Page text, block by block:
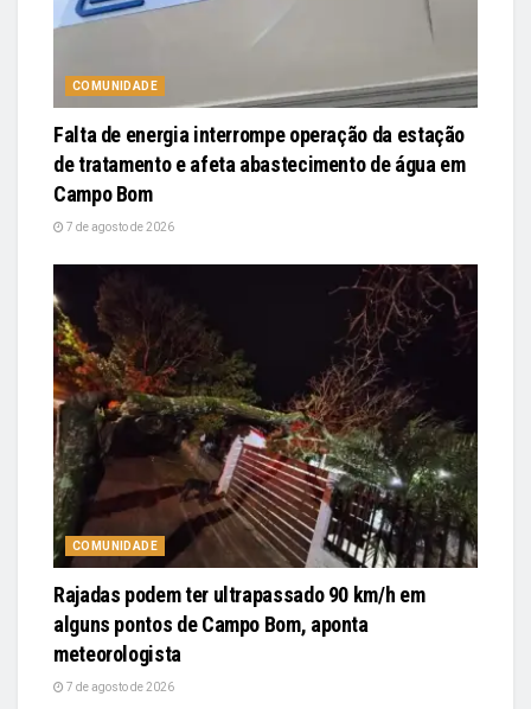
COMUNIDADE
Falta de energia interrompe operação da estação
de tratamento e afeta abastecimento de água em
Campo Bom
7 de agosto de 2026
COMUNIDADE
Rajadas podem ter ultrapassado 90 km/h em
alguns pontos de Campo Bom, aponta
meteorologista
7 de agosto de 2026